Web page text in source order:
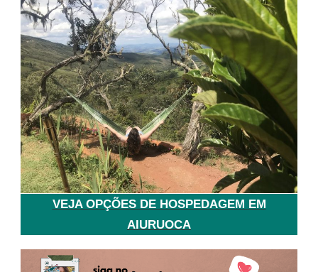
VEJA OPÇÕES DE HOSPEDAGEM EM
AIURUOCA